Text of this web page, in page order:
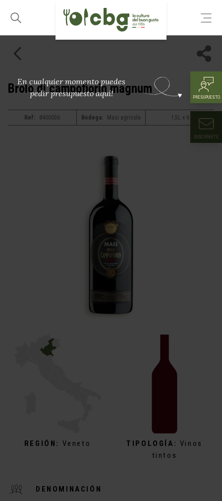
En cualquier momento puedes
pedir presupuesto aquí!
PRESUPUESTO
SUSCRÍBETE
Brolo di campofiorin magnum
Ref: 8400036 Bodega: Masi agricola 1,5L x 6
DENOMINACIÓN
REGIÓN: Veneto TIPOLOGÍA: Vinos
tintos